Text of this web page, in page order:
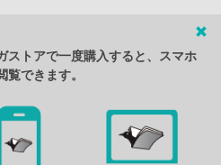
ストアで一度購入すると、スマホ
できます。